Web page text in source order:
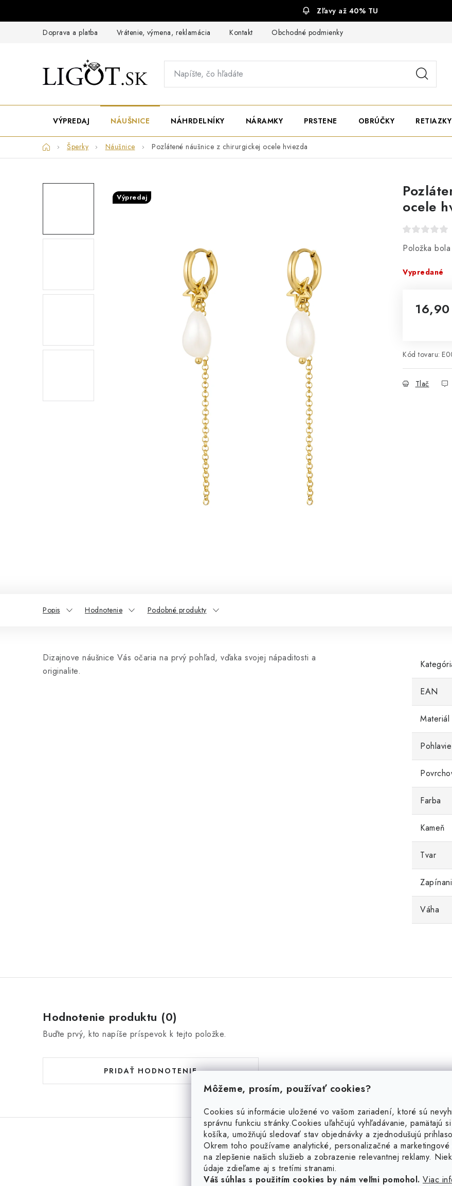
Môžeme, prosím, používať cookies?
Cookies sú informácie uložené vo vašom zariadení, ktoré sú
správnu funkciu stránky.Cookies uľahčujú vyhľadávanie, pamätajú
košíka, umožňujú sledovať stav objednávky a zjednodušujú
Okrem toho používame analytické, personalizačné a
na zlepšenie našich služieb a zobrazenie relevantnej reklamy.
údaje zdieľame aj s tretími stranami.
Váš súhlas s použitím cookies by nám veľmi pomohol. Viac
Zľavy až 40% TU
Doprava a platba Vrátenie, výmena, reklamácia Kontakt Obchodné podmienky
VÝPREDAJ NÁUŠNICE NÁHRDELNÍKY NÁRAMKY PRSTENE OBRÚČKY RETIAZKY
DomovŠperky Náušnice Pozlátené náušnice z chirurgickej ocele hviezda
ocele
Položka
Vypredané
Kód tovaru:
Tlač
Výpredaj
Popis Hodnotenie Podobné produkty
Dizajnove náušnice Vás očaria na prvý pohľad, vďaka svojej nápaditosti a
originalite.
EAN
Materiál
Pohlavie
Farba
Kameň
Tvar
Váha
Hodnotenie produktu (0)
Buďte prvý, kto napíše príspevok k tejto položke.
PRIDAŤ HODNOTENIE
Podobné produkty